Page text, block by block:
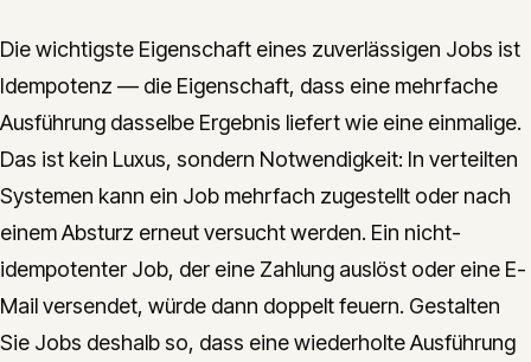
Die wichtigste Eigenschaft eines zuverlässigen Jobs ist
Idempotenz — die Eigenschaft, dass eine mehrfache
Ausführung dasselbe Ergebnis liefert wie eine einmalige.
Das ist kein Luxus, sondern Notwendigkeit: In verteilten
Systemen kann ein Job mehrfach zugestellt oder nach
einem Absturz erneut versucht werden. Ein nicht-
idempotenter Job, der eine Zahlung auslöst oder eine E-
Mail versendet, würde dann doppelt feuern. Gestalten
Sie Jobs deshalb so, dass eine wiederholte Ausführung